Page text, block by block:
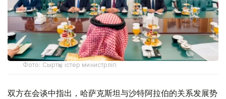
Фото: Сыртқы істер министрлігі
双方在会谈中指出，哈萨克斯坦与沙特阿拉伯的关系发展势